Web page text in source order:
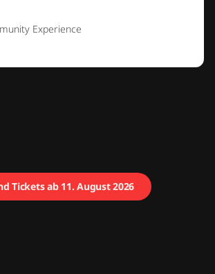
Experience
Tickets ab 11. August 2026